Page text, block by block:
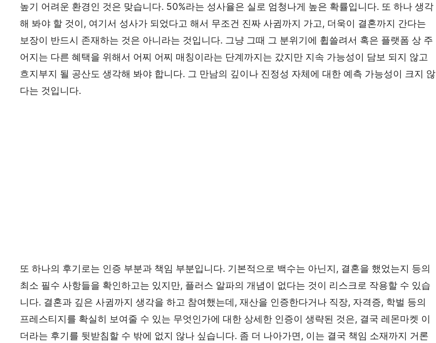
높기 어려운 환경인 것은 맞습니다. 50%라는 성사율은 실로 엄청나게 높은 확률입니다. 또 하나 생각
해 봐야 할 것이, 여기서 성사가 되었다고 해서 무조건 진짜 사귐까지 가고, 더욱이 결혼까지 간다는
보장이 반드시 존재하는 것은 아니라는 것입니다. 그냥 그때 그 분위기에 휩쓸려서 혹은 플랫폼 상 주
어지는 다른 혜택을 위해서 어찌 어찌 매칭이라는 단계까지는 갔지만 지속 가능성이 담보 되지 않고
흐지부지 될 공산도 생각해 봐야 합니다. 그 만남의 깊이나 진정성 자체에 대한 예측 가능성이 크지 않
다는 것입니다.
또 하나의 후기로는 인증 부분과 책임 부분입니다. 기본적으로 백수는 아닌지, 결혼을 했었는지 등의
최소 필수 사항들을 확인하고는 있지만, 플러스 알파의 개념이 없다는 것이 리스크로 작용할 수 있습
니다. 결혼과 깊은 사귐까지 생각을 하고 참여했는데, 재산을 인증한다거나 직장, 자격증, 학벌 등의
프레스티지를 확실히 보여줄 수 있는 무엇인가에 대한 상세한 인증이 생략된 것은, 결국 레몬마켓 이
더라는 후기를 뒷받침할 수 밖에 없지 않나 싶습니다. 좀 더 나아가면, 이는 결국 책임 소재까지 거론